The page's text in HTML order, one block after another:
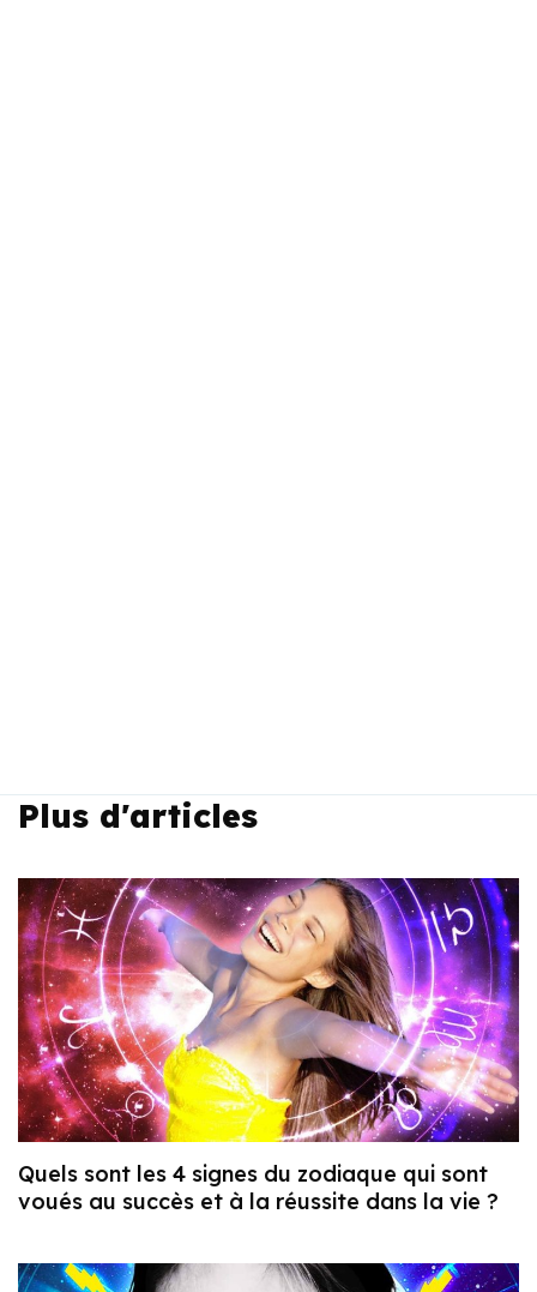
Plus d'articles
Quels sont les 4 signes du zodiaque qui sont
voués au succès et à la réussite dans la vie ?